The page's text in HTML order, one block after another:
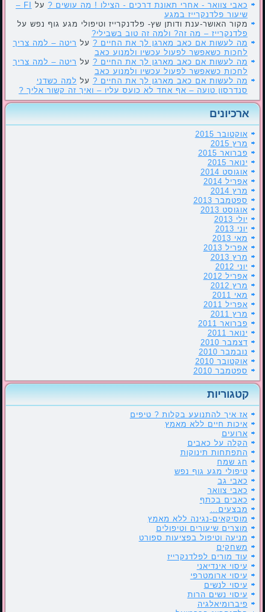
כאבי צוואר - אחרי תאונת דרכים - הצילו ! מה עושים ? על
FI –
שיעור פלדנקרייז במגע
מקור האושר-ענת ודותן שץ- פלדנקרייז וטיפולי מגע גוף נפש על
פלדנקרייז – מה זה? ולמה זה טוב בשבילי?
מה לעשות אם כאב מארגן לך את החיים ? על ריטה – למה צריך
לחכות כשאפשר לפעול עכשיו ולמנוע כאב
מה לעשות אם כאב מארגן לך את החיים ? על ריטה – למה צריך
לחכות כשאפשר לפעול עכשיו ולמנוע כאב
מה לעשות אם כאב מארגן לך את החיים ? על למה כשדני
סנדרסון טועה – אף אחד לא כועס עליו – ואיך זה קשור אליך ?
ארכיונים
אוקטובר 2015
מרץ 2015
פברואר 2015
ינואר 2015
אוגוסט 2014
אפריל 2014
מרץ 2014
ספטמבר 2013
אוגוסט 2013
יולי 2013
יוני 2013
מאי 2013
אפריל 2013
מרץ 2013
יוני 2012
אפריל 2012
מרץ 2012
מאי 2011
אפריל 2011
מרץ 2011
פברואר 2011
ינואר 2011
דצמבר 2010
נובמבר 2010
אוקטובר 2010
ספטמבר 2010
קטגוריות
אז איך להתנועע בקלות ? טיפים
איכות חיים ללא מאמץ
ארועים
הקלה על כאבים
התפתחות תינוקות
חג שמח
טיפולי מגע גוף נפש
כאבי גב
כאבי צוואר
כאבים בכתף
מבצעים…
מוסיקאים-נגינה ללא מאמץ
מוצרים שיעורים וטיפולים
מניעה וטיפול בפציעות ספורט
משחקים
עוד מורים לפלדנקרייז
עיסוי אינדיאני
עיסוי ארומטרפי
עיסוי לנשים
עיסוי נשים הרות
פיברומיאלגיה